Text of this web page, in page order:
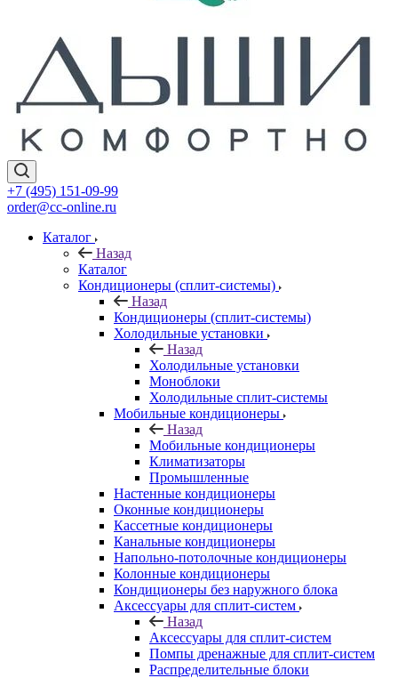
+7 (495) 151-09-99
order@cc-online.ru
Каталог
Назад
Каталог
Кондиционеры (сплит-системы)
Назад
Кондиционеры (сплит-системы)
Холодильные установки
Назад
Холодильные установки
Моноблоки
Холодильные сплит-системы
Мобильные кондиционеры
Назад
Мобильные кондиционеры
Климатизаторы
Промышленные
Настенные кондиционеры
Оконные кондиционеры
Кассетные кондиционеры
Канальные кондиционеры
Напольно-потолочные кондиционеры
Колонные кондиционеры
Кондиционеры без наружного блока
Аксессуары для сплит-систем
Назад
Аксессуары для сплит-систем
Помпы дренажные для сплит-систем
Распределительные блоки